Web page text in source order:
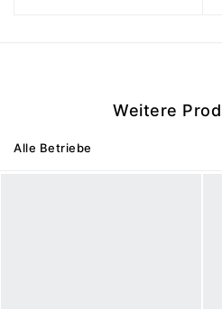
Weitere
Alle Betriebe